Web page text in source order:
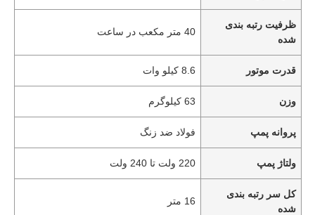
ظرفیت رتبه بندی
شده
40 متر مکعب در ساعت
قدرت موتور 8.6 کیلو وات
وزن 63 کیلوگرم
پروانه پمپ فولاد ضد زنگ
ولتاژ پمپ 220 ولت تا 240 ولت
کل سر رتبه بندی
شده
16 متر